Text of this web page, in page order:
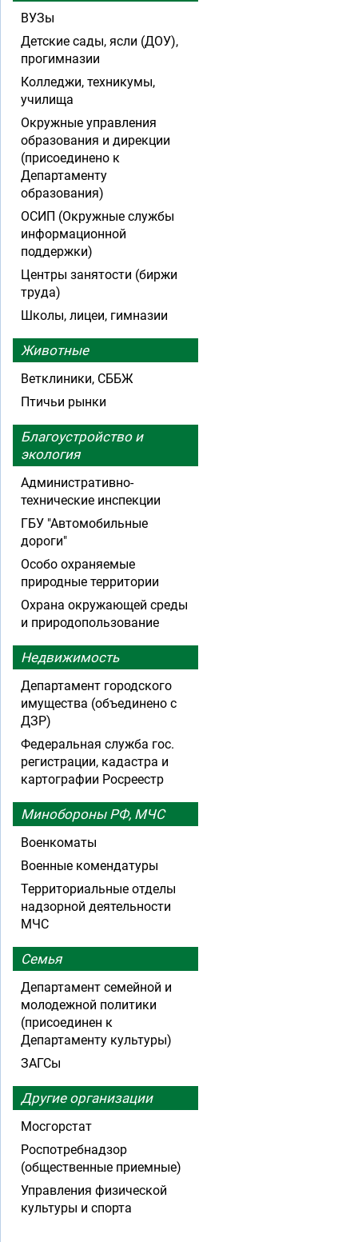
ВУЗы
Детские сады, ясли (ДОУ),
прогимназии
Колледжи, техникумы,
училища
Окружные управления
образования и дирекции
(присоединено к
Департаменту
образования)
ОСИП (Окружные службы
информационной
поддержки)
Центры занятости (биржи
труда)
Школы, лицеи, гимназии
Животные
Ветклиники, СББЖ
Птичьи рынки
Благоустройство и
экология
Административно-
технические инспекции
ГБУ "Автомобильные
дороги"
Особо охраняемые
природные территории
Охрана окружающей среды
и природопользование
Недвижимость
Департамент городского
имущества (объединено с
ДЗР)
Федеральная служба гос.
регистрации, кадастра и
картографии Росреестр
Минобороны РФ, МЧС
Военкоматы
Военные комендатуры
Территориальные отделы
надзорной деятельности
МЧС
Семья
Департамент семейной и
молодежной политики
(присоединен к
Департаменту культуры)
ЗАГСы
Другие организации
Мосгорстат
Роспотребнадзор
(общественные приемные)
Управления физической
культуры и спорта